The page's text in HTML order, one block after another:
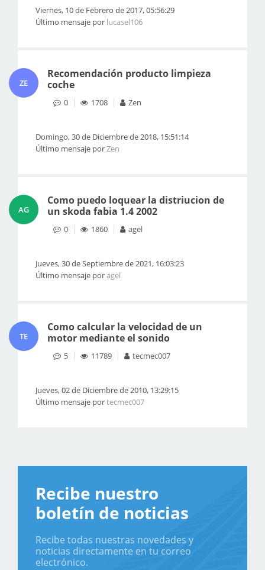
Viernes, 10 de Febrero de 2017, 05:56:29
Último mensaje por lucasel106
ZE
Recomendación producto limpieza
coche
0 1708 Zen
Domingo, 30 de Diciembre de 2018, 15:51:14
Último mensaje porZen
AG
Como puedo loquear la distriucion de
un skoda fabia 1.4 2002
0 1860 agel
Jueves, 30 de Septiembre de 2021, 16:03:23
Último mensaje poragel
TE
Como calcular la velocidad de un
motor mediante el sonido
5 11789 tecmec007
Jueves, 02 de Diciembre de 2010, 13:29:15
Último mensaje portecmec007
Recibe nuestro
boletín de noticias
Recibe todas nuestras novedades y
noticias directamente en tu correo
electrónico.